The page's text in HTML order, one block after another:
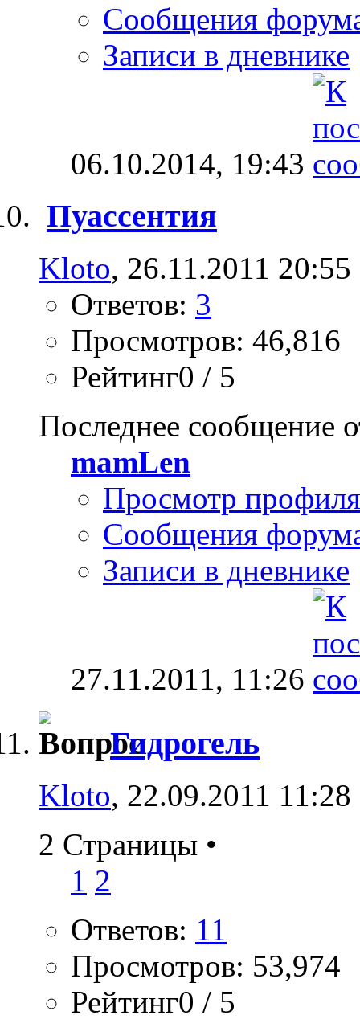
Сообщения
Записи в дневнике
06.10.2014, 19:43
Пуассентия
Kloto, 26.11.2011 20:55
Ответов: 3
Просмотров: 46,816
Рейтинг0 / 5
Последнее сообщение
mamLen
Просмотр профиля
Сообщения
Записи в дневнике
27.11.2011, 11:26
Гидрогель
Kloto, 22.09.2011 11:28
2 Страницы •
1 2
Ответов: 11
Просмотров: 53,974
Рейтинг0 / 5